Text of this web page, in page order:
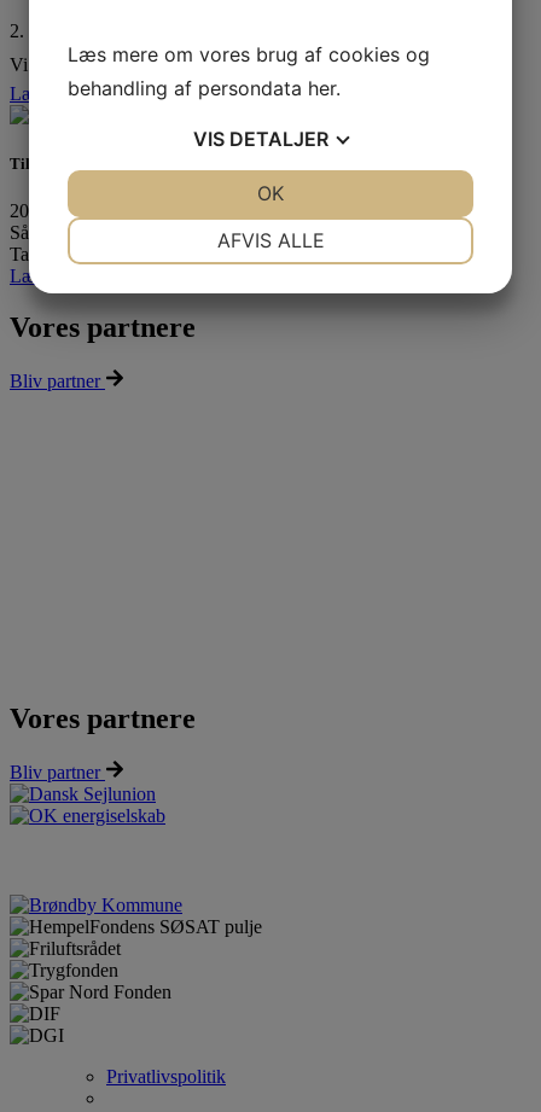
2. september 2025
Vi har været til Kredsmesterskab! ❤️⛵ I Tera Pro tog…
Læs mere »
Tilmelding til teoretisk duelighedsbevis er åben
20. august 2025
Så er tilmeldingen til vinterens Teoretiske Duelighedsbevis åben!
Tag en…
Læs mere »
Vores partnere
Bliv partner
Vores partnere
Bliv partner
Privatlivspolitik
Læs mere om vores brug af cookies og
behandling af persondata her.
VIS DETALJER
AFVIS ALLE
OK